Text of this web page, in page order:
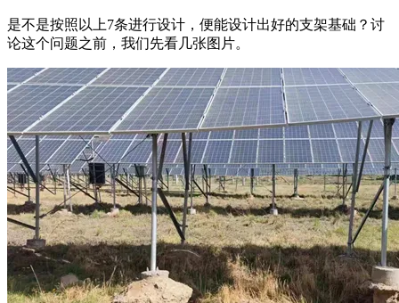
是不是按照以上7条进行设计，便能设计出好的支架基础？讨
论这个问题之前，我们先看几张图片。